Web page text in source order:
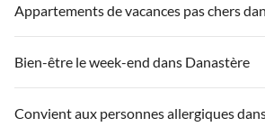
Appartements de vacances pas chers
Bien-être le week-end dans Danastère
Convient aux personnes allergiques